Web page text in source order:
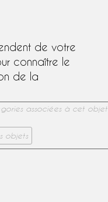
de votre
connaître le
de la
associées à cet objet
objets